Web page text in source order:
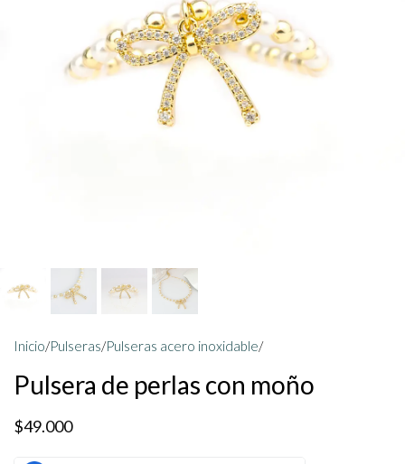
Inicio/Pulseras/Pulseras acero inoxidable/
Pulsera de perlas con moño
$49.000